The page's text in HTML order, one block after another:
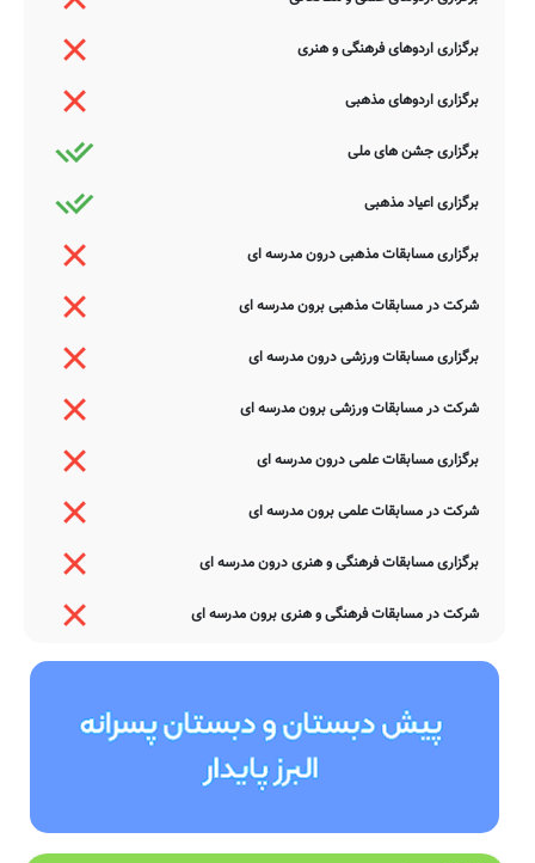
برگزاری اردوهای فرهنگی و هنری
برگزاری اردوهای مذهبی
برگزاری جشن های ملی
برگزاری اعیاد مذهبی
برگزاری مسابقات مذهبی درون مدرسه ای
شرکت در مسابقات مذهبی برون مدرسه ای
برگزاری مسابقات ورزشی درون مدرسه ای
شرکت در مسابقات ورزشی برون مدرسه ای
برگزاری مسابقات علمی درون مدرسه ای
شرکت در مسابقات علمی برون مدرسه ای
برگزاری مسابقات فرهنگی و هنری درون مدرسه ای
شرکت در مسابقات فرهنگی و هنری برون مدرسه ای